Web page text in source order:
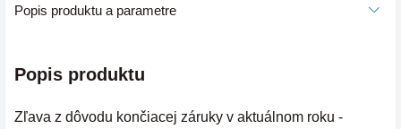
Popis produktu a parametre
Popis produktu
Zľava z dôvodu končiacej záruky v aktuálnom roku -